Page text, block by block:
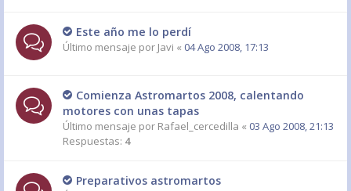
Este año me lo perdí
Último mensaje por Javi « 04 Ago 2008, 17:13
Comienza Astromartos 2008, calentando
motores con unas tapas
Último mensaje por Rafael_cercedilla « 03 Ago 2008, 21:13
Respuestas: 4
Preparativos astromartos